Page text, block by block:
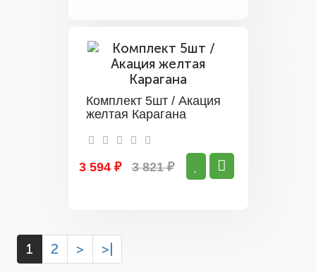
Комплект 5шт / Акация
желтая Карагана
3 594 ₽ 3 821 ₽
1 2 > >|